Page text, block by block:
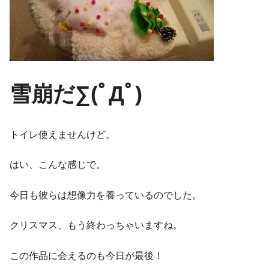
雪崩だ∑(ﾟДﾟ)
トイレ使えませんけど。
はい、こんな感じで。
今日も彼らは想像力を養っているのでした。
クリスマス、もう終わっちゃいますね。
この作品に会えるのも今日が最後！